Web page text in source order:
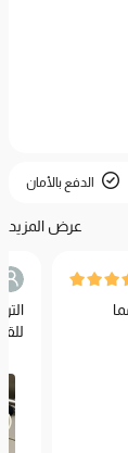
الدفع بالأمان
عرض المزيد